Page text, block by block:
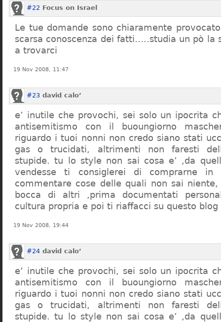
#22 Focus on Israel
Le tue domande sono chiaramente
scarsa conoscenza dei fatti…..studia un pò la
a trovarci
19 Nov 2008, 11:47
#23 david calo’
e’ inutile che provochi, sei solo un ipocrita
antisemitismo con il buoungiorno
riguardo i tuoi nonni non credo siano stati
gas o trucidati, altrimenti non faresti
stupide. tu lo style non sai cosa e’ ,da
vendesse ti consiglerei di comprarne in
commentare cose delle quali non sai
bocca di altri ,prima documentati
cultura propria e poi ti riaffacci su questo blog
19 Nov 2008, 19:44
#24 david calo’
e’ inutile che provochi, sei solo un ipocrita
antisemitismo con il buoungiorno
riguardo i tuoi nonni non credo siano stati
gas o trucidati, altrimenti non faresti
stupide. tu lo style non sai cosa e’ ,da